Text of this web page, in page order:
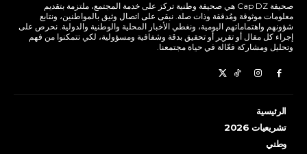
صحيفة Cap DZ هي صحيفة وطنية تركز على خدمة المجتمع، ملتزمة بتقديم
معلومات موثوقة ومُدققة وذات صلة. نبقى على اتصال وثيق بالمواطنين، ونتابع
شؤونهم واهتماماتهم اليومية، ونغطي الأخبار المحلية والوطنية والدولية. نحرص على
إجراء كل مقال أو تقرير أو تحقيق بدقة وشفافية ومسؤولية، لكي تتمكنوا من فهم
وتحليل ومشاركة فعّالة في حياة مجتمعنا.
الرئيسية
تشريعيات 2026
وطني